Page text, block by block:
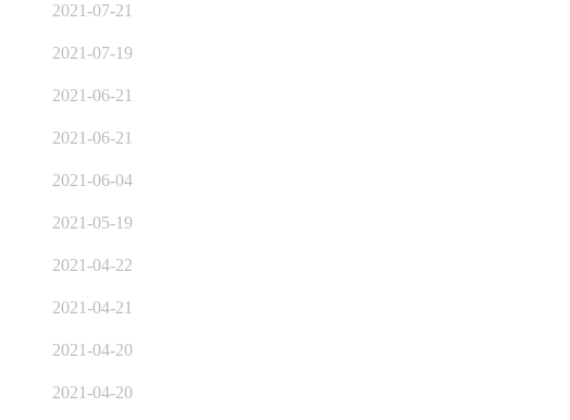
2021-07-21
2021-07-19
2021-06-21
2021-06-21
2021-06-04
2021-05-19
2021-04-22
2021-04-21
2021-04-20
2021-04-20